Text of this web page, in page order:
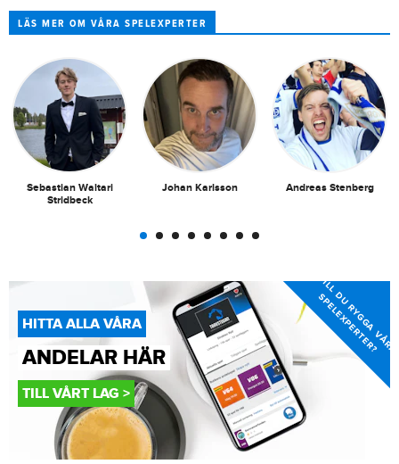
LÄS MER OM VÅRA SPELEXPERTER
Sebastian Waltari
Stridbeck
Johan Karlsson Andreas Stenberg
V
I
L
L
D
U
R
Y
G
G
A
V
Å
R
A
S
P
E
L
E
X
P
E
R
T
E
R
?
HITTA ALLA VÅRA
ANDELAR HÄR
TILL VÅRT LAG >